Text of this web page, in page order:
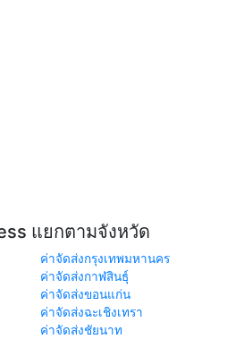
แยกตามจังหวัด
ค่าจัดส่งกรุงเทพมหานคร
ค่าจัดส่งกาฬสินธุ์
ค่าจัดส่งขอนแก่น
ค่าจัดส่งฉะเชิงเทรา
ค่าจัดส่งชัยนาท